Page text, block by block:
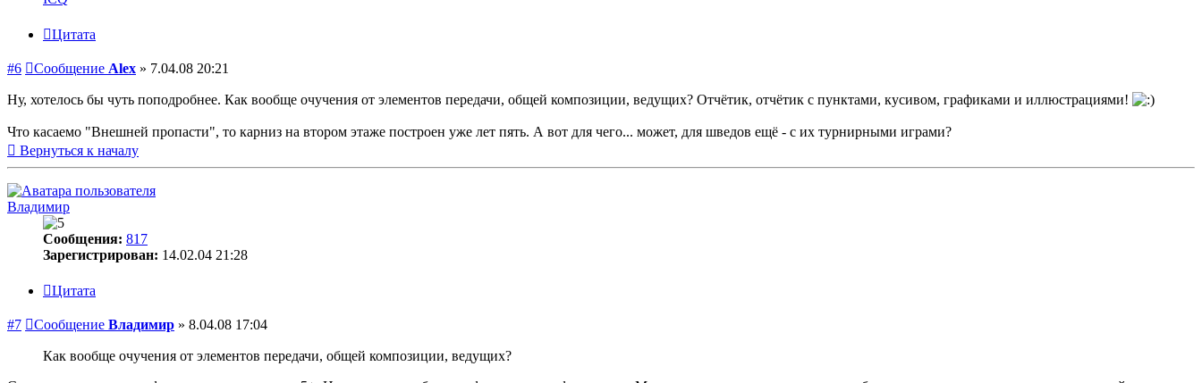
Цитата
#6 Сообщение Alex » 7.04.08 20:21
Ну, хотелось бы чуть поподробнее. Как вообще очучения от элементов передачи, общей композиции, ведущих? Отчётик, отчётик с пунктами, кусивом, графиками и иллюстрациями!
Что касаемо "Внешней пропасти", то карниз на втором этаже построен уже лет пять. А вот для чего... может, для шведов ещё - с их турнирными играми?
Вернуться к началу
Владимир
Сообщения: 817
Зарегистрирован: 14.02.04 21:28
Цитата
#7 Сообщение Владимир » 8.04.08 17:04
Как вообще очучения от элементов передачи, общей композиции, ведущих?